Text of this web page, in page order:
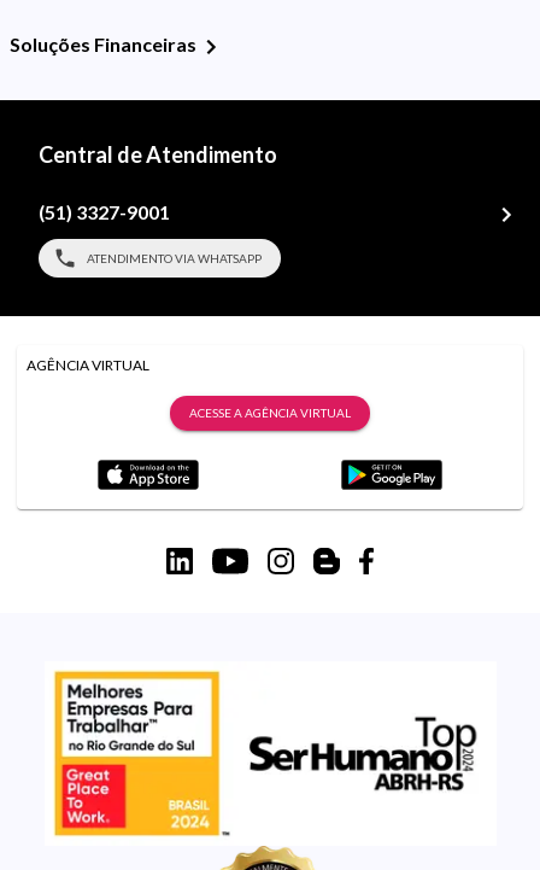
Soluções Financeiras
Central de Atendimento
(51) 3327-9001
ATENDIMENTO VIA WHATSAPP
AGÊNCIA VIRTUAL
ACESSE A AGÊNCIA VIRTUAL